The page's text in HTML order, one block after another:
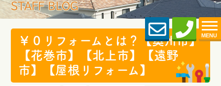
MENU
STAFF BLOG
￥０リフォームとは？【奥州市】
【花巻市】【北上市】【遠野
市】【屋根リフォーム】